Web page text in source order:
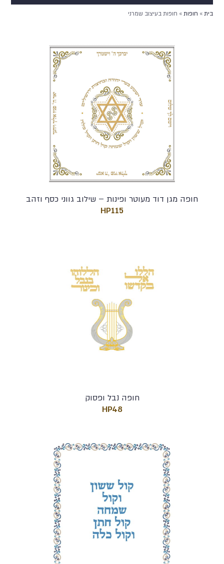
בית» חופות» חופות בעיצוב שמרני
חופה מגן דוד מעוטר ופינות – שילוב גווני כסף וזהב
HP115
חופה נבל ופסוק
HP48